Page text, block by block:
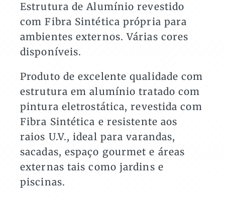
Estrutura de Alumínio revestido
com Fibra Sintética própria para
ambientes externos. Várias cores
disponíveis.
Produto de excelente qualidade com
estrutura em alumínio tratado com
pintura eletrostática, revestida com
Fibra Sintética e resistente aos
raios U.V., ideal para varandas,
sacadas, espaço gourmet e áreas
externas tais como jardins e
piscinas.